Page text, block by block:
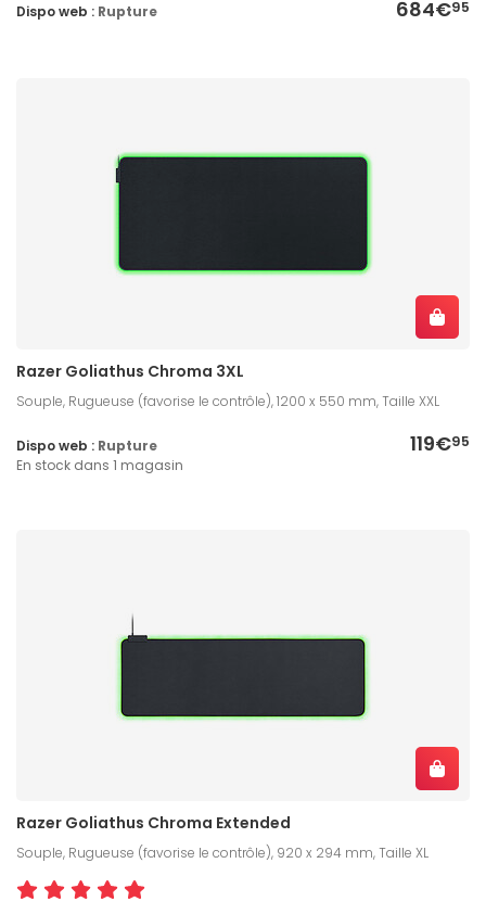
684€95
Dispo web : Rupture
Razer Goliathus Chroma 3XL
Souple, Rugueuse (favorise le contrôle), 1200 x 550 mm, Taille XXL
119€95
Dispo web : Rupture
En stock dans 1 magasin
Razer Goliathus Chroma Extended
Souple, Rugueuse (favorise le contrôle), 920 x 294 mm, Taille XL